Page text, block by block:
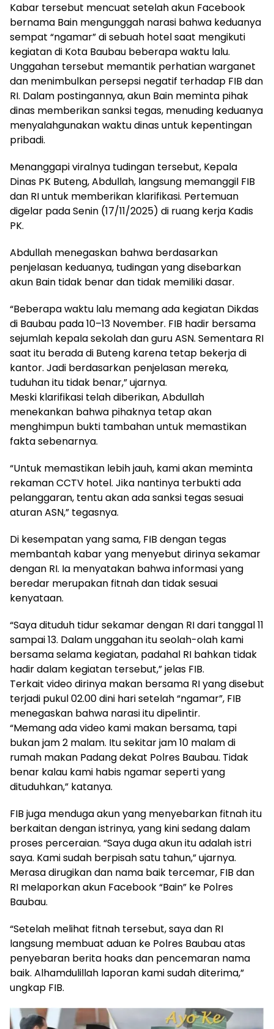
Kabar tersebut mencuat setelah akun Facebook
bernama Bain mengunggah narasi bahwa keduanya
sempat “ngamar” di sebuah hotel saat mengikuti
kegiatan di Kota Baubau beberapa waktu lalu.
Unggahan tersebut memantik perhatian warganet
dan menimbulkan persepsi negatif terhadap FIB dan
RI. Dalam postingannya, akun Bain meminta pihak
dinas memberikan sanksi tegas, menuding keduanya
menyalahgunakan waktu dinas untuk kepentingan
pribadi.
Menanggapi viralnya tudingan tersebut, Kepala
Dinas PK Buteng, Abdullah, langsung memanggil FIB
dan RI untuk memberikan klarifikasi. Pertemuan
digelar pada Senin (17/11/2025) di ruang kerja Kadis
PK.
Abdullah menegaskan bahwa berdasarkan
penjelasan keduanya, tudingan yang disebarkan
akun Bain tidak benar dan tidak memiliki dasar.
“Beberapa waktu lalu memang ada kegiatan Dikdas
di Baubau pada 10–13 November. FIB hadir bersama
sejumlah kepala sekolah dan guru ASN. Sementara RI
saat itu berada di Buteng karena tetap bekerja di
kantor. Jadi berdasarkan penjelasan mereka,
tuduhan itu tidak benar,” ujarnya.
Meski klarifikasi telah diberikan, Abdullah
menekankan bahwa pihaknya tetap akan
menghimpun bukti tambahan untuk memastikan
fakta sebenarnya.
“Untuk memastikan lebih jauh, kami akan meminta
rekaman CCTV hotel. Jika nantinya terbukti ada
pelanggaran, tentu akan ada sanksi tegas sesuai
aturan ASN,” tegasnya.
Di kesempatan yang sama, FIB dengan tegas
membantah kabar yang menyebut dirinya sekamar
dengan RI. Ia menyatakan bahwa informasi yang
beredar merupakan fitnah dan tidak sesuai
kenyataan.
“Saya dituduh tidur sekamar dengan RI dari tanggal 11
sampai 13. Dalam unggahan itu seolah-olah kami
bersama selama kegiatan, padahal RI bahkan tidak
hadir dalam kegiatan tersebut,” jelas FIB.
Terkait video dirinya makan bersama RI yang disebut
terjadi pukul 02.00 dini hari setelah “ngamar”, FIB
menegaskan bahwa narasi itu dipelintir.
“Memang ada video kami makan bersama, tapi
bukan jam 2 malam. Itu sekitar jam 10 malam di
rumah makan Padang dekat Polres Baubau. Tidak
benar kalau kami habis ngamar seperti yang
dituduhkan,” katanya.
FIB juga menduga akun yang menyebarkan fitnah itu
berkaitan dengan istrinya, yang kini sedang dalam
proses perceraian. “Saya duga akun itu adalah istri
saya. Kami sudah berpisah satu tahun,” ujarnya.
Merasa dirugikan dan nama baik tercemar, FIB dan
RI melaporkan akun Facebook “Bain” ke Polres
Baubau.
“Setelah melihat fitnah tersebut, saya dan RI
langsung membuat aduan ke Polres Baubau atas
penyebaran berita hoaks dan pencemaran nama
baik. Alhamdulillah laporan kami sudah diterima,”
ungkap FIB.